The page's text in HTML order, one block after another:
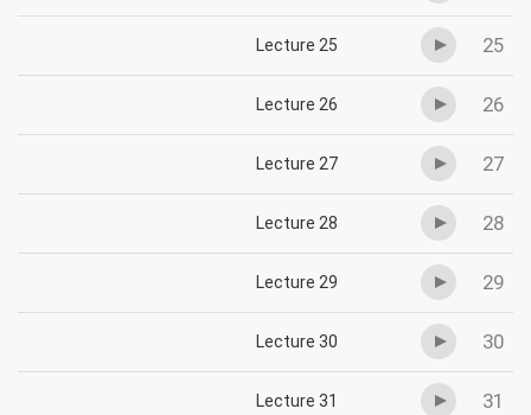
25
Lecture 25
26
Lecture 26
27
Lecture 27
28
Lecture 28
29
Lecture 29
30
Lecture 30
31
Lecture 31